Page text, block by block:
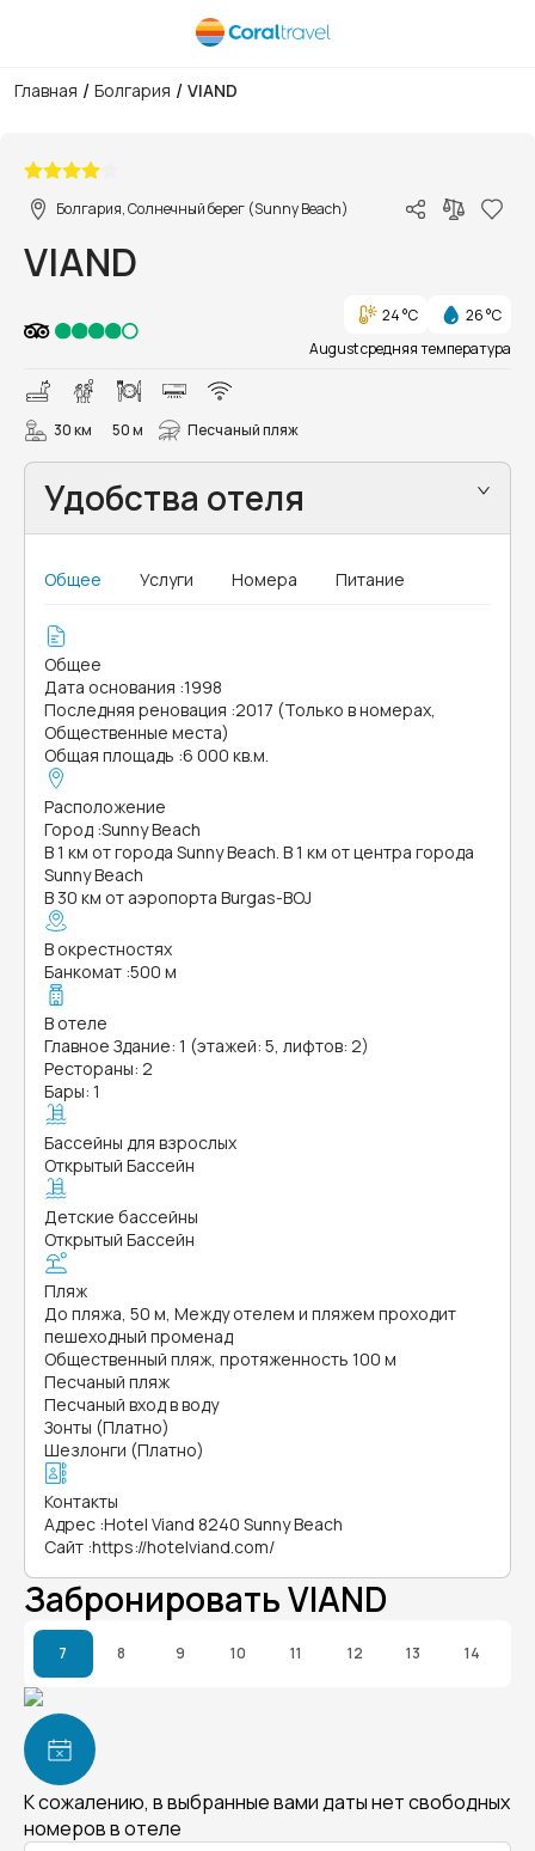
Главная / Болгария / VIAND
Болгария, Солнечный берег (Sunny Beach)
VIAND
24 °C
26 °C
August средняя температура
30 км 50 м Песчаный пляж
Удобства отеля
Общее Услуги Номера Питание
Общее
Дата основания :1998
Последняя реновация :2017 (Только в номерах,
Общественные места)
Общая площадь :6 000 кв.м.
Расположение
Город :Sunny Beach
В 1 км от города Sunny Beach. В 1 км от центра города
Sunny Beach
В 30 км от аэропорта Burgas-BOJ
В окрестностях
Банкомат :500 м
В отеле
Главное Здание: 1 (этажей: 5, лифтов: 2)
Рестораны: 2
Бары: 1
Бассейны для взрослых
Открытый Бассейн
Детские бассейны
Открытый Бассейн
Пляж
До пляжа, 50 м, Между отелем и пляжем проходит
пешеходный променад
Общественный пляж, протяженность 100 м
Песчаный пляж
Песчаный вход в воду
Зонты (Платно)
Шезлонги (Платно)
Контакты
Адрес :Hotel Viand 8240 Sunny Beach
Сайт :https://hotelviand.com/
Забронировать VIAND
7 8 9 10 11 12 13 14
К сожалению, в выбранные вами даты нет свободных
номеров в отеле